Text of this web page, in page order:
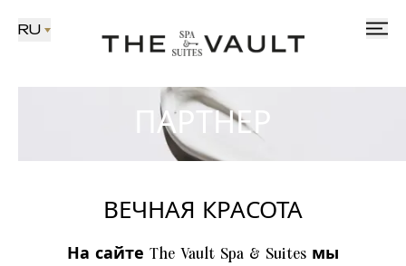
RU
ПАРТНЕР
ВЕЧНАЯ КРАСОТА
На сайте The Vault Spa & Suites мы